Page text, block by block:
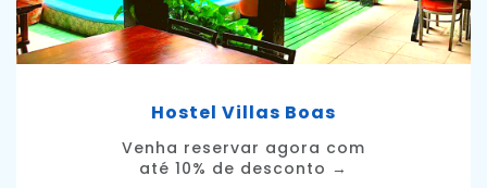
Hostel Villas Boas
Venha reservar agora com
até 10% de desconto →